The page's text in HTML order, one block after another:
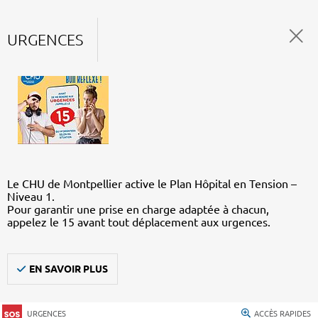
URGENCES
Le CHU de Montpellier active le Plan Hôpital en Tension –
Niveau 1.
Pour garantir une prise en charge adaptée à chacun,
appelez le 15 avant tout déplacement aux urgences.
EN SAVOIR PLUS
URGENCES ACCÈS RAPIDES